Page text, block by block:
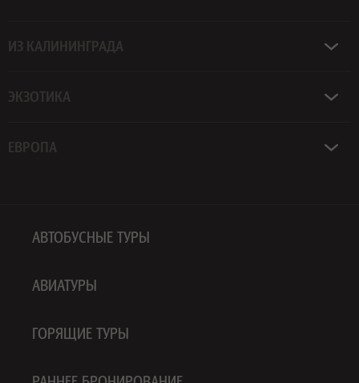
ИЗ КАЛИНИНГРАДА
ЭКЗОТИКА
ЕВРОПА
АВТОБУСНЫЕ ТУРЫ
АВИАТУРЫ
ГОРЯЩИЕ ТУРЫ